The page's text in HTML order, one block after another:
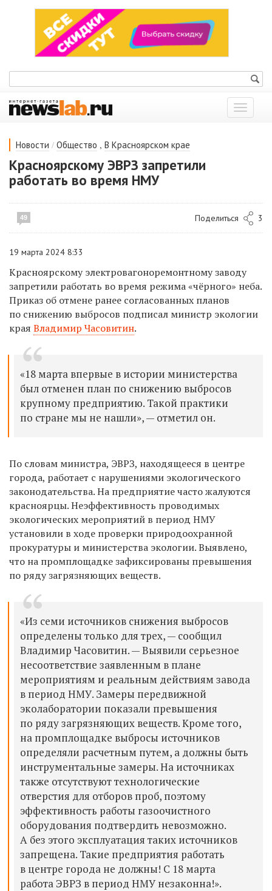
Показать
меню
Новости / Общество , В Красноярском крае
Красноярскому ЭВРЗ запретили
работать во время НМУ
49 Поделиться 3
19 марта 2024 8:33
Красноярскому электровагоноремонтному заводу
запретили работать во время режима «чёрного» неба.
Приказ об отмене ранее согласованных планов
по снижению выбросов подписал министр экологии
края Владимир Часовитин.
«18 марта впервые в истории министерства
был отменен план по снижению выбросов
крупному предприятию. Такой практики
по стране мы не нашли», — отметил он.
По словам министра, ЭВРЗ, находящееся в центре
города, работает с нарушениями экологического
законодательства. На предприятие часто жалуются
красноярцы. Неэффективность проводимых
экологических мероприятий в период НМУ
установили в ходе проверки природоохранной
прокуратуры и министерства экологии. Выявлено,
что на промплощадке зафиксированы превышения
по ряду загрязняющих веществ.
«Из семи источников снижения выбросов
определены только для трех, — сообщил
Владимир Часовитин. — Выявили серьезное
несоответствие заявленным в плане
мероприятиям и реальным действиям завода
в период НМУ. Замеры передвижной
эколаборатории показали превышения
по ряду загрязняющих веществ. Кроме того,
на промплощадке выбросы источников
определяли расчетным путем, а должны быть
инструментальные замеры. На источниках
также отсутствуют технологические
отверстия для отборов проб, поэтому
эффективность работы газоочистного
оборудования подтвердить невозможно.
А без этого эксплуатация таких источников
запрещена. Такие предприятия работать
в центре города не должны! С 18 марта
работа ЭВРЗ в период НМУ незаконна!».